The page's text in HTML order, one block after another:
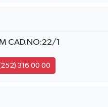
CAD.NO:22/1
316 00 00